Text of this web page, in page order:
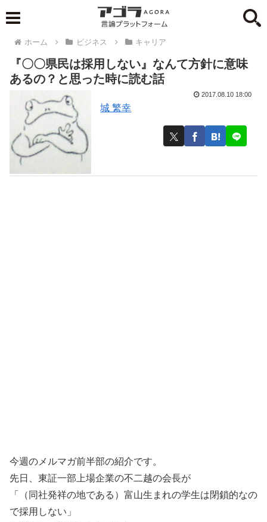
ホーム ビジネス キャリア
『〇〇県民は採用しない』なんて方針に意味
あるの？と思った時に読む話
城 繁幸
2017.08.10 18:00
今週のメルマガ前半部の紹介です。
先日、東証一部上場企業の不二越の会長が
「（同社発祥の地である）富山生まれの学生は閉鎖的なの
で採用しない」